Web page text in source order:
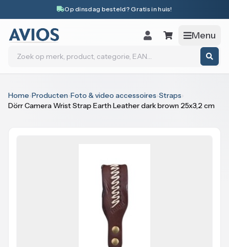
Op dinsdag besteld? Gratis in huis!
Menu
Zoeken
Home›Producten›Foto & video accessoires›Straps›
Dörr Camera Wrist Strap Earth Leather dark brown 25x3,2 cm